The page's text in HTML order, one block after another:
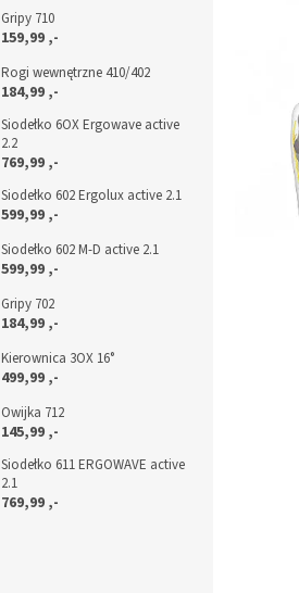
Gripy 710
159,99 ,-
Rogi wewnętrzne 410/402
184,99 ,-
Siodełko 6OX Ergowave active
2.2
769,99 ,-
Siodełko 602 Ergolux active 2.1
599,99 ,-
Siodełko 602 M-D active 2.1
599,99 ,-
Gripy 702
184,99 ,-
Kierownica 3OX 16°
499,99 ,-
Owijka 712
145,99 ,-
Siodełko 611 ERGOWAVE active
2.1
769,99 ,-